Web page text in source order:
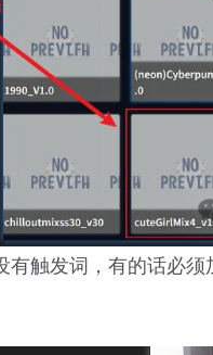
触发词，有的话必须